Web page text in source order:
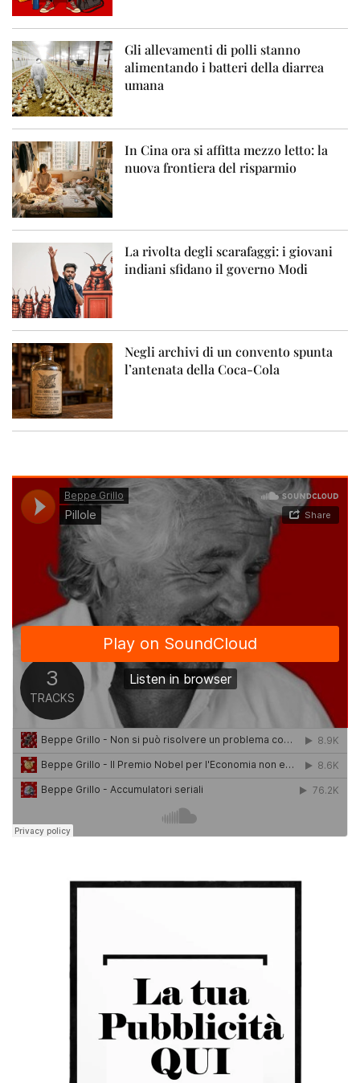
Gli allevamenti di polli stanno
alimentando i batteri della diarrea
umana
In Cina ora si affitta mezzo letto: la
nuova frontiera del risparmio
La rivolta degli scarafaggi: i giovani
indiani sfidano il governo Modi
Negli archivi di un convento spunta
l’antenata della Coca-Cola